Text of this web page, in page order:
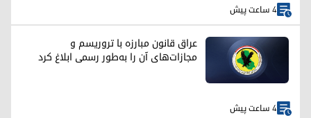
4 ساعت پیش
عراق قانون مبارزه با تروریسم و
مجازات‌های آن را به‌طور رسمی ابلاغ کرد
4 ساعت پیش